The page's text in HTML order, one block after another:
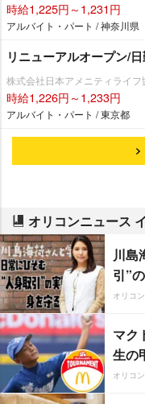
時給1,225円～1,231円
アルバイト・パート / 神奈川県
リニューアルオープン/
株式会社日本アメニティライフ
時給1,226円～1,233円
アルバイト・パート / 東京都
オリコンニュース
川島
引”
オリコ
マク
生の
オリコ